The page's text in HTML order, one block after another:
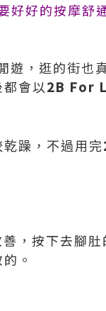
好好的按摩舒
，逛的街也
會以2B For
躁，不過用完
，按下去腳肚
。